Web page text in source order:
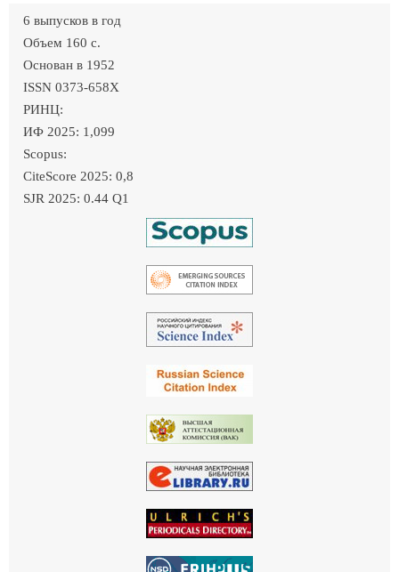
6 выпусков в год
Объем 160 c.
Основан в 1952
ISSN 0373-658X
РИНЦ:
ИФ 2025: 1,099
Scopus:
CiteScore 2025: 0,8
SJR 2025: 0.44 Q1